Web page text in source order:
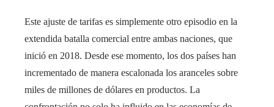
Este ajuste de tarifas es simplemente otro episodio en la
extendida batalla comercial entre ambas naciones, que
inició en 2018. Desde ese momento, los dos países han
incrementado de manera escalonada los aranceles sobre
miles de millones de dólares en productos. La